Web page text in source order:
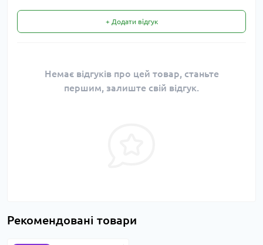
+ Додати відгук
Немає відгуків про цей товар, станьте
першим, залиште свій відгук.
Рекомендовані товари